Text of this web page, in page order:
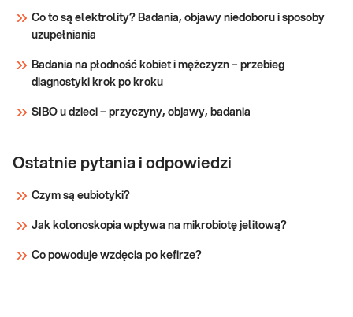
Co to są elektrolity? Badania, objawy niedoboru i sposoby
uzupełniania
Badania na płodność kobiet i mężczyzn – przebieg
diagnostyki krok po kroku
SIBO u dzieci – przyczyny, objawy, badania
Ostatnie pytania i odpowiedzi
Czym są eubiotyki?
Jak kolonoskopia wpływa na mikrobiotę jelitową?
Co powoduje wzdęcia po kefirze?